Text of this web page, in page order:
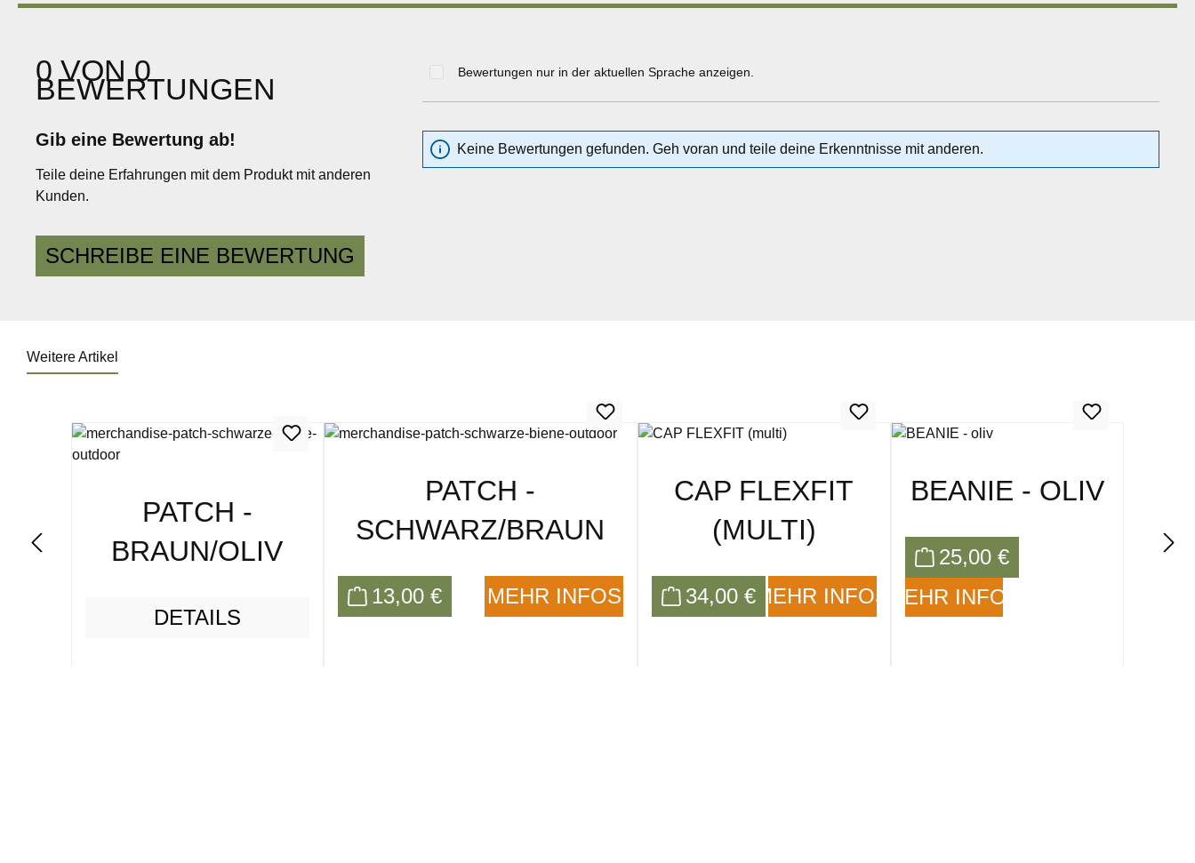
0 VON 0
BEWERTUNGEN
Durchschnittliche Bewertung von 0 von 5 Sternen
Gib eine Bewertung ab!
Teile deine Erfahrungen mit dem Produkt mit anderen
Kunden.
SCHREIBE EINE BEWERTUNG
Bewertungen nur in der aktuellen Sprache anzeigen.
Keine Bewertungen gefunden. Geh voran und teile deine Erkenntnisse mit anderen.
Weitere Artikel
PATCH -
BRAUN/OLIV
DETAILS
PATCH -
SCHWARZ/BRAUN
13,00 € MEHR INFOS
CAP FLEXFIT
(MULTI)
34,00 €MEHR INFOS
BEANIE - OLIV
25,00 €
MEHR INFOS